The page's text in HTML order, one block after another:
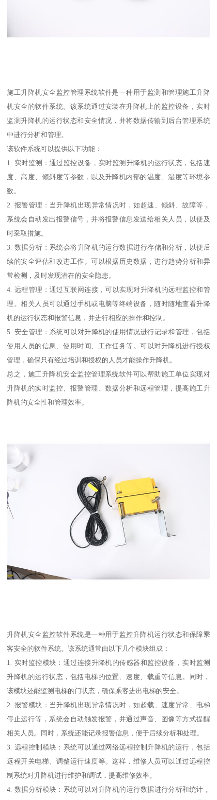
施工升降机安全监控管理系统软件是一种用于监测和管理施工升降
机安全的软件系统。该系统通过安装在升降机上的监控设备，实时
监测升降机的运行状态和安全情况，并将数据传输到后台管理系统
中进行分析和管理。
该软件系统可以提供以下功能：
1. 实时监测：通过监控设备，实时监测升降机的运行状态，包括速
度、高度、倾斜度等参数，以及升降机内部的温度、湿度等环境参
数。
2. 报警管理：当升降机出现异常情况时，如超速、倾斜、故障等，
系统会自动发出报警信号，并将报警信息发送给相关人员，以便及
时采取措施。
3. 数据分析：系统会将升降机的运行数据进行存储和分析，以便后
续的安全评估和改进工作。可以根据历史数据，进行趋势分析和异
常检测，及时发现潜在的安全隐患。
4. 远程管理：通过互联网连接，可以实现对升降机的远程监控和管
理。相关人员可以通过手机或电脑等终端设备，随时随地查看升降
机的运行状态和报警信息，并进行相应的操作和控制。
5. 安全管理：系统可以对升降机的使用情况进行记录和管理，包括
使用人员的信息、使用时间、工作任务等。可以对升降机进行授权
管理，确保只有经过培训和授权的人员才能操作升降机。
总之，施工升降机安全监控管理系统软件可以帮助施工单位实现对
升降机的实时监控、报警管理、数据分析和远程管理，提高施工升
降机的安全性和管理效率。
升降机安全监控软件系统是一种用于监控升降机运行状态和保障乘
客安全的软件系统。该系统通常由以下几个模块组成：
1. 实时监控模块：通过连接升降机的传感器和监控设备，实时监测
升降机的运行状态，包括电梯的位置、速度、载重等信息。同时，
该模块还能监测电梯的门状态，确保乘客进出电梯的安全。
2. 报警模块：当升降机出现异常情况时，如超载、速度异常、电梯
停止运行等，系统会自动触发报警，并通过声音、图像等方式提醒
相关人员。同时，系统还能记录报警信息，便于后续分析和处理。
3. 远程控制模块：系统可以通过网络远程控制升降机的运行，包括
远程开关电梯、调整运行速度等。这样，维修人员可以通过远程控
制系统对升降机进行维护和调试，提高维修效率。
4. 数据分析模块：系统可以对升降机的运行数据进行分析和统计，